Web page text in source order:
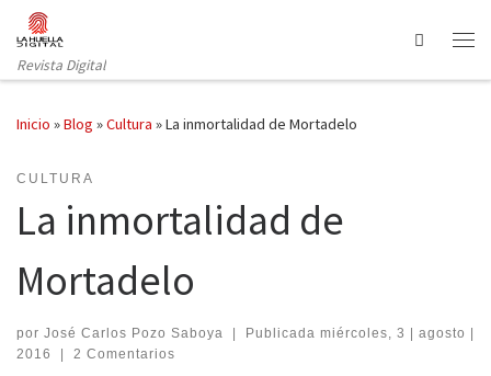
Saltar al contenido
Revista Digital
Search
Inicio »Blog »Cultura »La inmortalidad de Mortadelo
CULTURA
La inmortalidad de
Mortadelo
por José Carlos Pozo Saboya | Publicada miércoles, 3 | agosto |
2016
| 2 Comentarios